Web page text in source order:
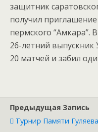
защитник
получил
пермского
26-летний выпускник
20 матчей и забил
Предыдущая Запись
Турнир Памяти